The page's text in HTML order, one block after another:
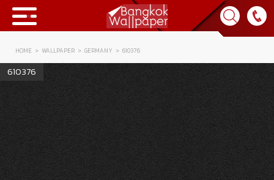
Collection
BWP
Product
Tips & Tricks
HOME WALLPAPER GERMANY 610376
610376